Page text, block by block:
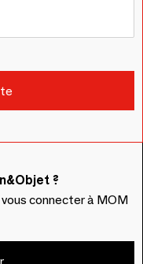
?
connecter à MOM